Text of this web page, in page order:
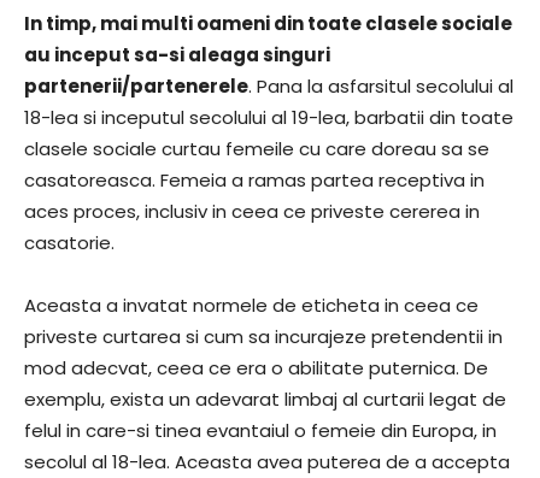
In timp, mai multi oameni din toate clasele sociale
au inceput sa-si aleaga singuri
partenerii/partenerele. Pana la asfarsitul secolului al
18-lea si inceputul secolului al 19-lea, barbatii din toate
clasele sociale curtau femeile cu care doreau sa se
casatoreasca. Femeia a ramas partea receptiva in
aces proces, inclusiv in ceea ce priveste cererea in
casatorie.
Aceasta a invatat normele de eticheta in ceea ce
priveste curtarea si cum sa incurajeze pretendentii in
mod adecvat, ceea ce era o abilitate puternica. De
exemplu, exista un adevarat limbaj al curtarii legat de
felul in care-si tinea evantaiul o femeie din Europa, in
secolul al 18-lea. Aceasta avea puterea de a accepta